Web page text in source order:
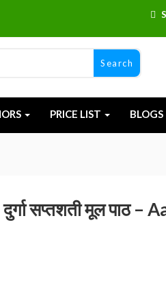
Search
PRICE LIST BLOGS
: दुर्गा सप्तशती मूल